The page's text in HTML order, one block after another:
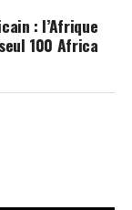
: l’Afrique
100 Africa